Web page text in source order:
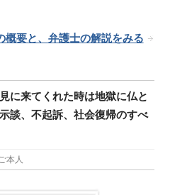
概要と、弁護士の解説をみる
に来てくれた時は地獄に仏と
談、不起訴、社会復帰のすべ
本人